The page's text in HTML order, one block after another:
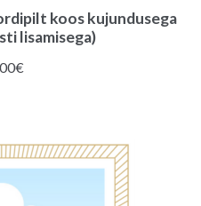
koos kujundusega
lisamisega)
€